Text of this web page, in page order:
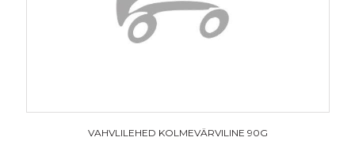
VAHVLILEHED KOLMEVÄRVILINE 90G